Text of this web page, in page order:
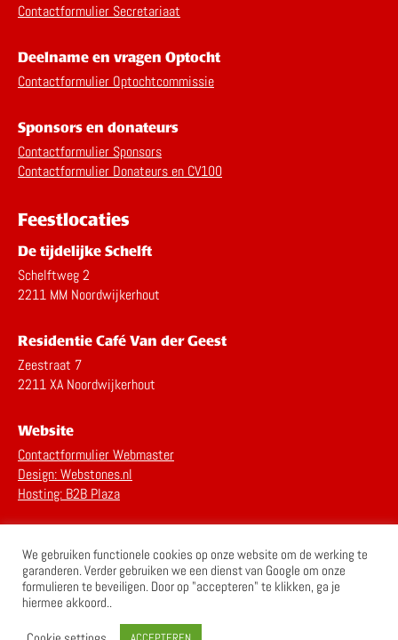
Contactformulier Secretariaat
Deelname en vragen Optocht
Contactformulier Optochtcommissie
Sponsors en donateurs
Contactformulier Sponsors
Contactformulier Donateurs en CV100
Feestlocaties
De tijdelijke Schelft
Schelftweg 2
2211 MM Noordwijkerhout
Residentie Café Van der Geest
Zeestraat 7
2211 XA Noordwijkerhout
Website
Contactformulier Webmaster
Design: Webstones.nl
Hosting: B2B Plaza
Disclaimer
We gebruiken functionele cookies op onze website om de werking te
garanderen. Verder gebruiken we een dienst van Google om onze
formulieren te beveiligen. Door op "accepteren" te klikken, ga je
hiermee akkoord..